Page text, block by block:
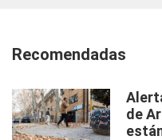
Recomendadas
de